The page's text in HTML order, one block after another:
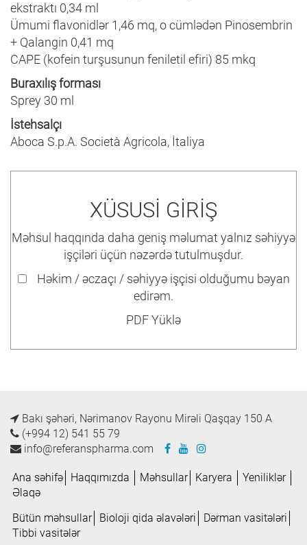
ekstraktı 0,34 ml
Ümumi flavonidlər 1,46 mq, o cümlədən Pinosembrin
+ Qalangin 0,41 mq
CAPE (kofein turşusunun feniletil efiri) 85 mkq
Buraxılış forması
Sprey 30 ml
İstehsalçı
Aboca S.p.A. Società Agricola, İtaliya
XÜSUSİ GİRİŞ
Məhsul haqqında daha geniş məlumat yalnız səhiyyə
işçiləri üçün nəzərdə tutulmuşdur.
Həkim / əczaçı / səhiyyə işçisi olduğumu bəyan
edirəm.
PDF Yüklə
Bakı şəhəri, Nərimanov Rayonu Mirəli Qaşqay 150 A
(+994 12) 541 55 79
info@referanspharma.com
Ana səhifə Haqqımızda Məhsullar Karyera
Yeniliklər
Əlaqə
Bütün məhsullar
Bioloji qida əlavələri
Dərman vasitələri
Tibbi vasitələr